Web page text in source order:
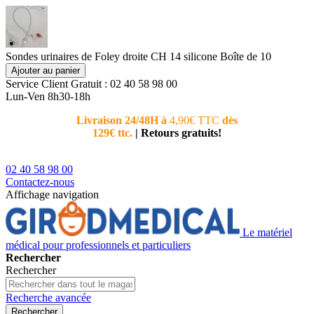
Sondes urinaires de Foley droite CH 14 silicone Boîte de 10
Ajouter au panier
Service Client Gratuit : 02 40 58 98 00
Lun-Ven 8h30-18h
Livraison 24/48H à 4,90€ TTC dès
129€ ttc. | Retours gratuits!
02 40 58 98 00
Contactez-nous
Affichage navigation
Le matériel
médical pour professionnels et particuliers
Rechercher
Rechercher
Recherche avancée
Rechercher